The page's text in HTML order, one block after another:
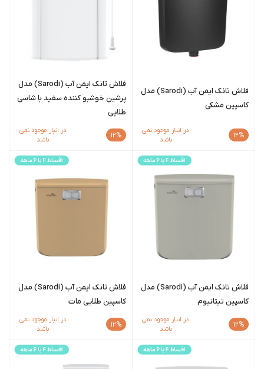
فلاش تانک ایمن آب (Sarodi) مدل
کاسپین مشکی
12%
در انبار موجود نمی
باشد
فلاش تانک ایمن آب (Sarodi) مدل
پرشین خوشبو کننده سفید با شاسی
طلایی
12%
در انبار موجود نمی
باشد
فلاش تانک ایمن آب (Sarodi) مدل
کاسپین تیتانیوم
12%
در انبار موجود نمی
باشد
فلاش تانک ایمن آب (Sarodi) مدل
کاسپین طلایی مات
12%
در انبار موجود نمی
باشد